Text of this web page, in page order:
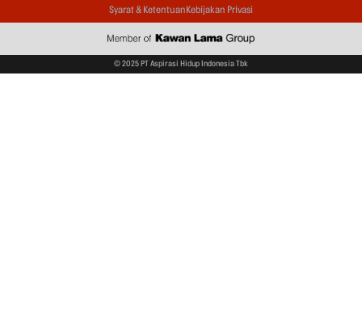
Syarat & KetentuanKebijakan Privasi
© 2025 PT Aspirasi Hidup Indonesia Tbk